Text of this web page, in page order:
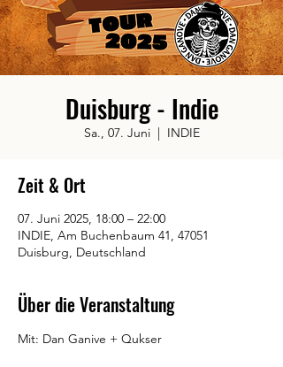
Duisburg - Indie
Sa., 07. Juni
  |
INDIE
Zeit & Ort
07. Juni 2025, 18:00 – 22:00
INDIE, Am Buchenbaum 41, 47051
Duisburg, Deutschland
Über die Veranstaltung
Mit: Dan Ganive + Qukser